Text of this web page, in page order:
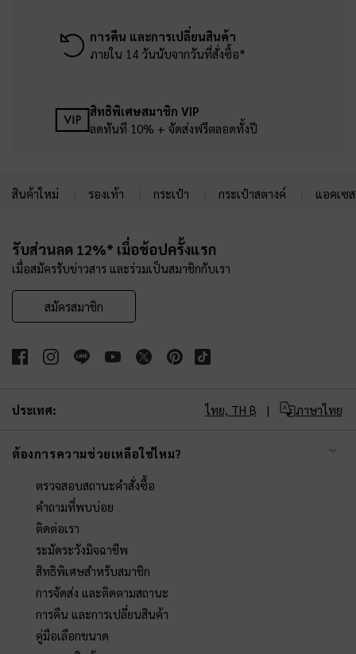
การคืน และการเปลี่ยนสินค้า
ภายใน 14 วันนับจากวันที่สั่งซื้อ*
สิทธิพิเศษสมาชิก VIP
ลดทันที 10% + จัดส่งฟรีตลอดทั้งปี
สินค้าใหม่ รองเท้า กระเป๋า กระเป๋าสตางค์ แอคเซ
รับส่วนลด 12%* เมื่อช้อปครั้งแรก
เมื่อสมัครรับข่าวสาร และร่วมเป็นสมาชิกกับเรา
สมัครสมาชิก
ประเทศ: ไทย, TH ฿ ภาษาไทย
ต้องการความช่วยเหลือใช่ไหม?
ตรวจสอบสถานะคำสั่งซื้อ
คำถามที่พบบ่อย
ติดต่อเรา
ระมัดระวังมิจฉาชีพ
สิทธิพิเศษสำหรับสมาชิก
การจัดส่ง และติดตามสถานะ
การคืน และการเปลี่ยนสินค้า
คู่มือเลือกขนาด